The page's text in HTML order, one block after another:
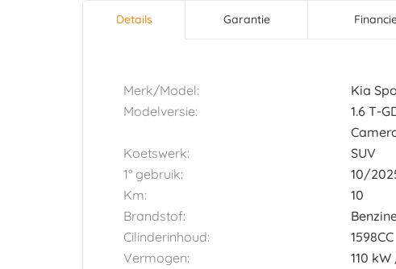
Horizontal tab group
Details
tabblad)
Garantie
Merk/Model:
Kia
Modelversie:
1.6 T-
Koetswerk:
SUV
1° gebruik:
10/
Km:
10
Brandstof:
Cilinderinhoud:
1598CC
Vermogen:
110 kW